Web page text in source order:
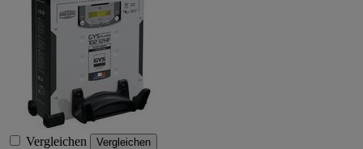
Vergleichen Vergleichen